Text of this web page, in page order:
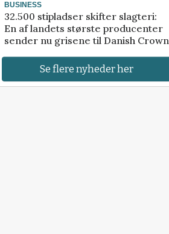
BUSINESS
32.500 stipladser skifter slagteri:
En af landets største producenter
sender nu grisene til Danish Crown
Se flere nyheder her